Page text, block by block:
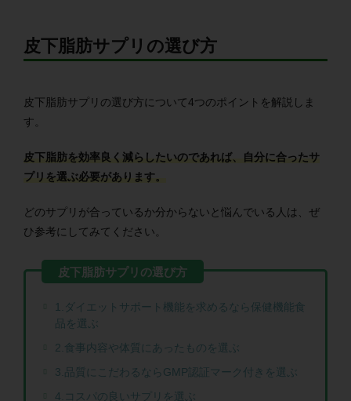
皮下脂肪サプリの選び方
皮下脂肪サプリの選び方について4つのポイントを解説しま
す。
皮下脂肪を効率良く減らしたいのであれば、自分に合ったサ
プリを選ぶ必要があります。
どのサプリが合っているか分からないと悩んでいる人は、ぜ
ひ参考にしてみてください。
1.ダイエットサポート機能を求めるなら保健機能食
品を選ぶ
2.食事内容や体質にあったものを選ぶ
3.品質にこだわるならGMP認証マーク付きを選ぶ
4.コスパの良いサプリを選ぶ